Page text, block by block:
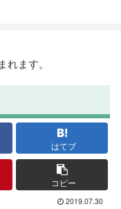
ます。
はてブ
コピー
2019.07.30